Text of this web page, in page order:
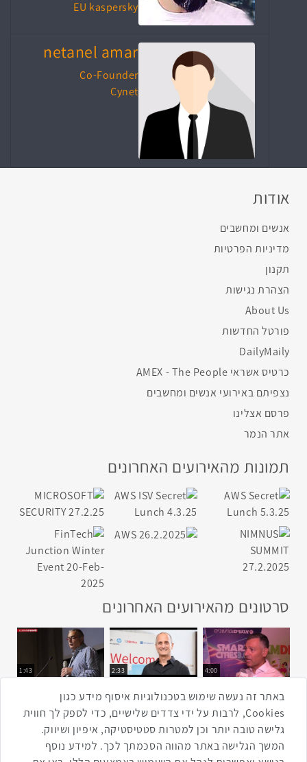
EU kaspersky
netanel amar
Co-Founder
Cynet
אודות
אנשים ומחשבים
מדיניות הפרטיות
תקנון
הצהרת נגישות
About Us
פורטל החדשות
DailyMaily
כרטיס אשראי AMEX - The People
נצפיתם באירועי אנשים ומחשבים
פרסם אצלינו
אתר הנמר
תמונות מהאירועים האחרונים
סרטונים מהאירועים האחרונים
4:00
2:33
1:43
3:52
כנס RPA
1:14
כנס בינת יערות הכרמל
כנס F5
באתר זה נעשה שימוש בטכנולוגיות איסוף מידע כגון
Cookies, לרבות על ידי צדדים שלישיים, כדי לספק לך חווית
גלישה טובה יותר וכן למטרות סטטיסטיקה, איפיון ושיווק.
המשך הגלישה באתר מהווה הסכמתך לכך. למידע נוסף